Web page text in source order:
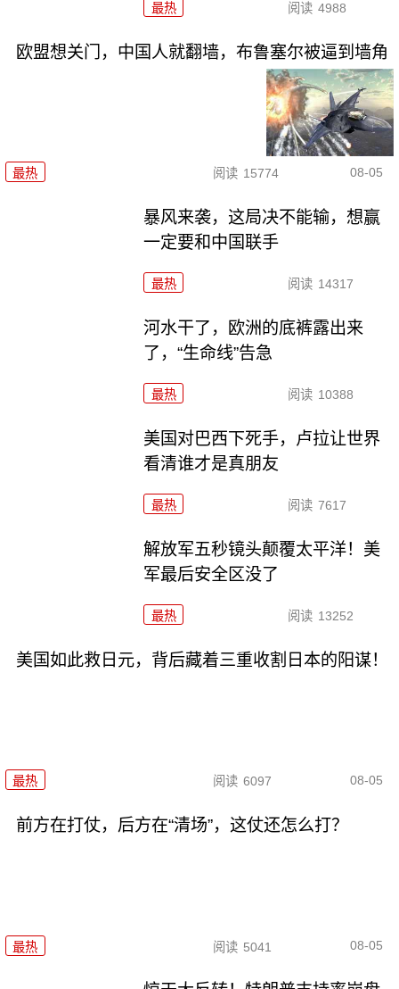
最热 阅读 4988
欧盟想关门，中国人就翻墙，布鲁塞尔被逼到墙角
最热 阅读 15774 08-05
暴风来袭，这局决不能输，想赢
一定要和中国联手
最热 阅读 14317
河水干了，欧洲的底裤露出来
了，“生命线”告急
最热 阅读 10388
美国对巴西下死手，卢拉让世界
看清谁才是真朋友
最热 阅读 7617
解放军五秒镜头颠覆太平洋！美
军最后安全区没了
最热 阅读 13252
美国如此救日元，背后藏着三重收割日本的阳谋！
最热 阅读 6097 08-05
前方在打仗，后方在“清场”，这仗还怎么打？
最热 阅读 5041 08-05